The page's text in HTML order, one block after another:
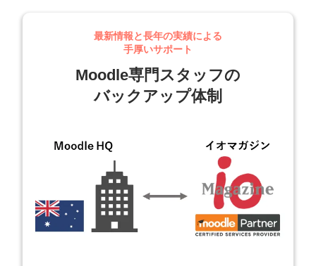
最新情報と長年の実績による
手厚いサポート
Moodle専門スタッフの
バックアップ体制